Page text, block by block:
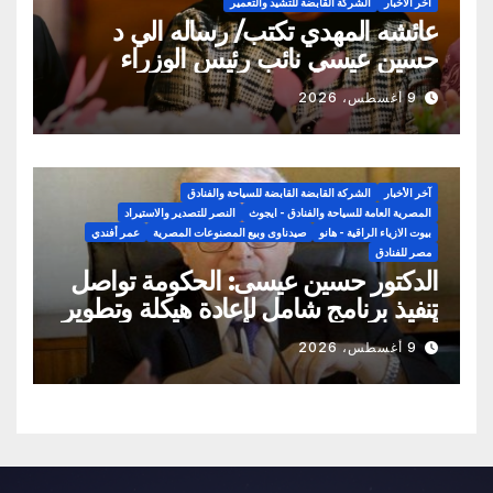
عائشه المهدي تكتب/ رساله الي د
حسين عيسي نائب رئيس الوزراء
اوقفوا تهديات مسؤلي شركه النصر
للاسكان والتعمير تجاه المواطنين
9 أغسطس، 2026
آخر الأخبار
الشركة القابضة القابضة للسياحة والفنادق
المصرية العامة للسياحة والفنادق - ايجوث
النصر للتصدير والاستيراد
بيوت الازياء الراقية - هانو
صيدناوى وبيع المصنوعات المصرية
عمر أفندي
مصر للفنادق
الدكتور حسين عيسى: الحكومة تواصل
تنفيذ برنامج شامل لإعادة هيكلة وتطوير
أداء الشركات المملوكة للدولة.. وتعظيم
الاستفادة من الأصول ورفع كفاءة إدارتها
9 أغسطس، 2026